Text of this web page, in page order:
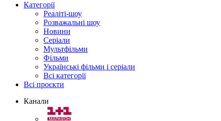
Категорії
Реаліті-шоу
Розважальні шоу
Новини
Серіали
Мультфільми
Фільми
Українські фільми і серіали
Всі категорії
Всі проєкти
Канали